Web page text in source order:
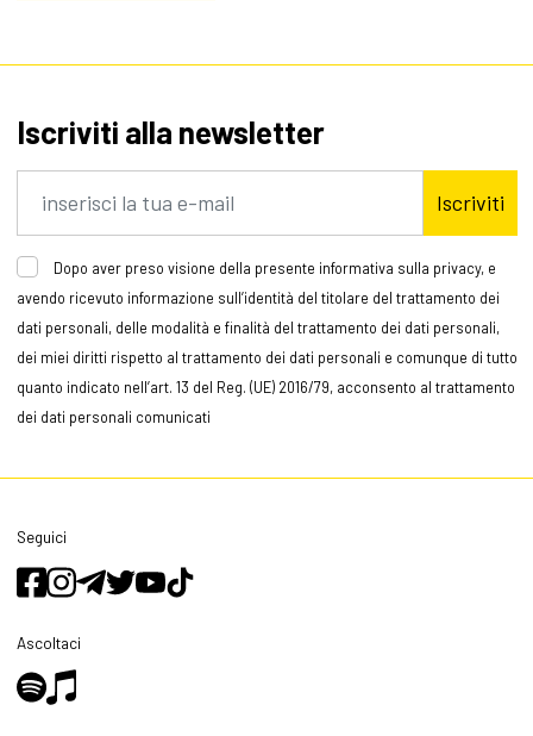
Iscriviti alla newsletter
Iscriviti
Dopo aver preso visione della presente informativa sulla privacy, e
avendo ricevuto informazione sull’identità del titolare del trattamento dei
dati personali, delle modalità e finalità del trattamento dei dati personali,
dei miei diritti rispetto al trattamento dei dati personali e comunque di tutto
quanto indicato nell’art. 13 del Reg. (UE) 2016/79, acconsento al trattamento
dei dati personali comunicati
Seguici
Ascoltaci